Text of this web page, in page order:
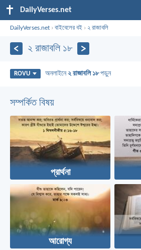
DailyVerses.net
DailyVerses.net ›বাইবেলের বই ›২ রাজাবলি
২ রাজাবলি ১৮
ROVU অনলাইনে২ রাজাবলি ১৮পড়ুন
সম্পর্কিত বিষয়
প্রার্থনা
আরোগ্য